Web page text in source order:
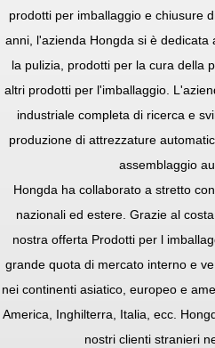
prodotti per imballaggio e chiusure
anni, l'azienda Hongda si è
la pulizia, prodotti per la cura della
altri prodotti per l'imballaggio.
industriale completa di ricerca e
produzione di attrezzature
assemblaggio
Hongda ha collaborato a stretto
nazionali ed estere. Grazie al
nostra offerta Prodotti per l
grande quota di mercato interno e
nei continenti asiatico, europeo e
America, Inghilterra, Italia, ecc.
nostri clienti stranieri